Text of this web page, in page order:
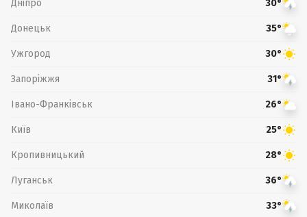
Дніпро 30°
Донецьк 35°
Ужгород 30°
Запоріжжя 31°
Івано-Франківськ 26°
Київ 25°
Кропивницький 28°
Луганськ 36°
Миколаїв 33°